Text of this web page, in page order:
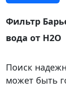
Фильтр
вода от Н2О
Поиск
может быть